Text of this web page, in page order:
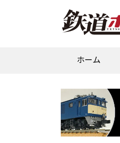
ホーム